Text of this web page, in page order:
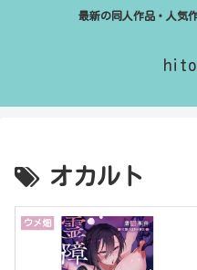
最新の同人作品・人気
オカルト
ウメ畑